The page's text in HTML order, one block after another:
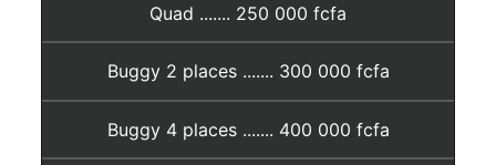
Quad ....... 250 000 fcfa
Buggy 2 places ....... 300 000 fcfa
Buggy 4 places ....... 400 000 fcfa